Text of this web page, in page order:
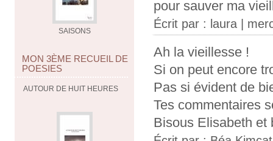
SAISONS
MON 3ÈME RECUEIL DE
POESIES
AUTOUR DE HUIT HEURES
pour sauver ma
Écrit par : laura |
Ah la vieillesse !
Si on peut encore
Pas si évident de
Tes commentaires
Bisous Elisabeth et